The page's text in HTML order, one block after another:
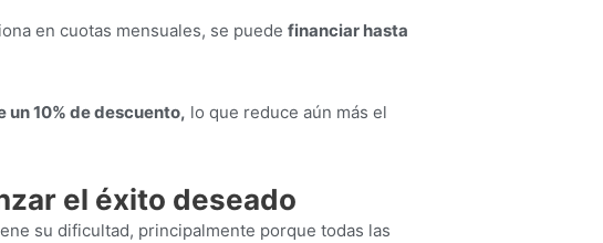
en cuotas mensuales, se puede financiar hasta
un 10% de descuento, lo que reduce aún más el
el éxito deseado
su dificultad, principalmente porque todas las